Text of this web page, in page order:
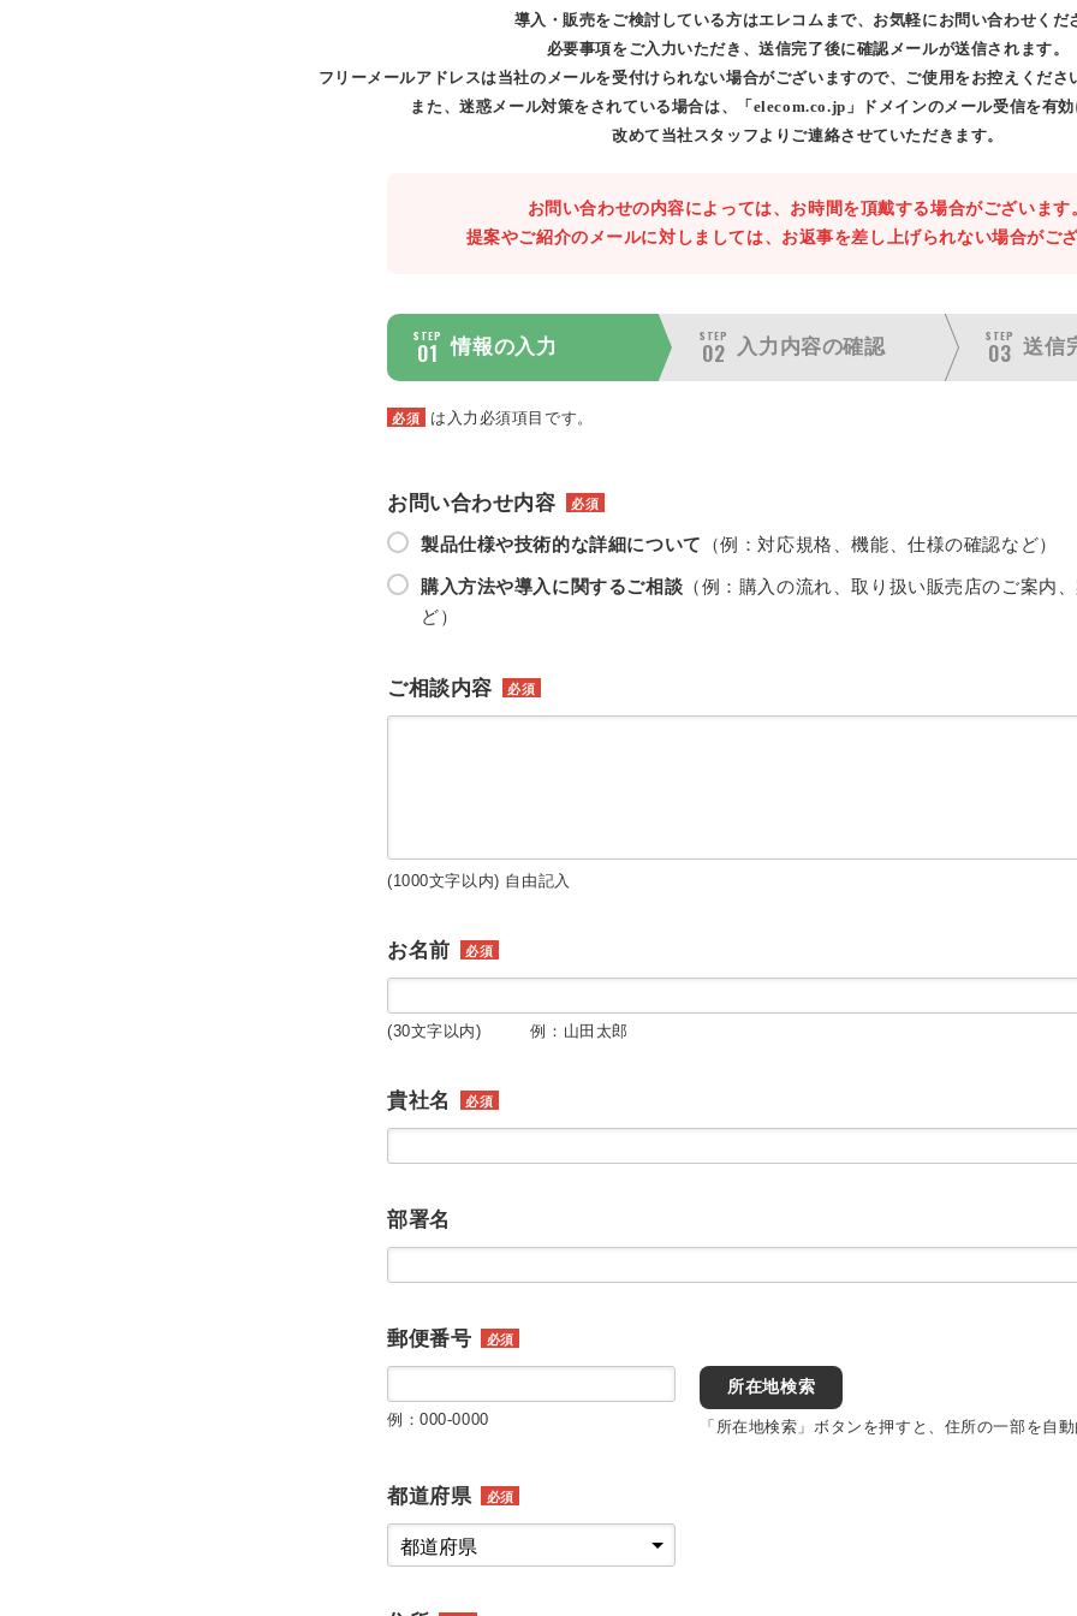
導入・販売をご検討している方はエレコムまで、お気軽にお問い合わせくだ
必要事項をご入力いただき、送信完了後に確認メールが送信されます。
フリーメールアドレスは当社のメールを受付けられない場合がございますので、ご使用をお控えくださ
また、迷惑メール対策をされている場合は、「elecom.co.jp」ドメインのメール受信を有効
改めて当社スタッフよりご連絡させていただきます。
お問い合わせの内容によっては、お時間を頂戴する場合がございます
提案やご紹介のメールに対しましては、お返事を差し上げられない場合がござ
STEP
01 情報の入力
STEP
02 入力内容の確認
STEP
03 送信
必須 は入力必須項目です。
お問い合わせ内容 必須
製品仕様や技術的な詳細について （例：対応規格、機能、仕様の確認など）
購入方法や導入に関するご相談 （例：購入の流れ、取り扱い販売店のご案内
ど）
ご相談内容 必須
(1000文字以内) 自由記入
お名前 必須
(30文字以内) 例：山田太郎
貴社名 必須
部署名
郵便番号 必須
例：000-0000
所在地検索
「所在地検索」ボタンを押すと、住所の一部を自動
都道府県 必須